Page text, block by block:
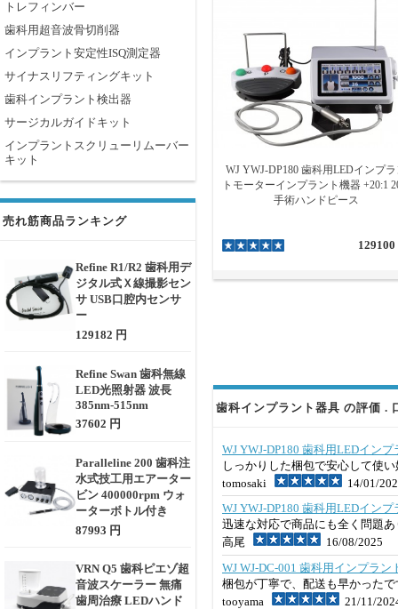
トレフィンバー
歯科用超音波骨切削器
インプラント安定性ISQ測定器
サイナスリフティングキット
歯科インプラント検出器
サージカルガイドキット
インプラントスクリューリムーバー
キット
売れ筋商品ランキング
Refine R1/R2 歯科用デ
ジタル式Ｘ線撮影セン
サ USB口腔内センサ
ー
129182 円
Refine Swan 歯科無線
LED光照射器 波長
385nm-515nm
37602 円
Paralleline 200 歯科注
水式技工用エアーター
ビン 400000rpm ウォ
ーターボトル付き
87993 円
VRN Q5 歯科ピエゾ超
音波スケーラー 無痛
歯周治療 LEDハンド
WJ YWJ-DP180 歯科用LEDインプラ
トモーターインプラント機器 +20:1
手術ハンドピース
129100
歯科インプラント器具 の評価 .
WJ YWJ-DP180 歯科用LEDイン
しっかりした梱包で安心して使
tomosaki
14/01/
WJ YWJ-DP180 歯科用LEDイン
迅速な対応で商品にも全く問題
高尾
16/08/2025
WJ WJ-DC-001 歯科用インプラ
梱包が丁寧で、配送も早かった
tooyama
21/11/